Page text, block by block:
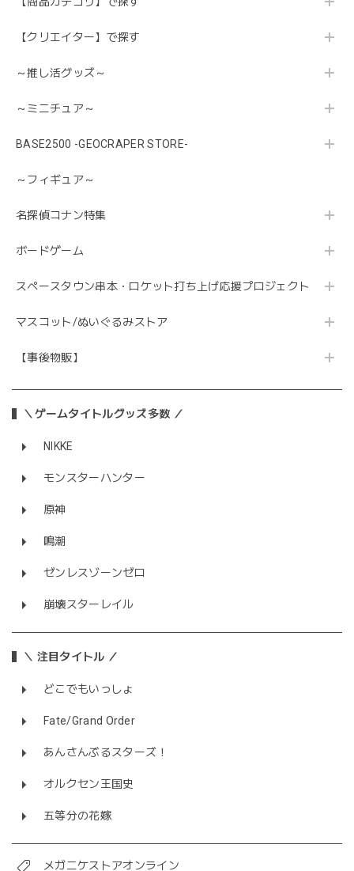
【クリエイター】で探す
～推し活グッズ～
～ミニチュア～
BASE2500 -GEOCRAPER STORE-
～フィギュア～
名探偵コナン特集
ボードゲーム
スペースタウン串本・ロケット打ち上げ応援プロジェクト
マスコット/ぬいぐるみストア
【事後物販】
＼ゲームタイトルグッズ多数 ／
NIKKE
モンスターハンター
原神
鳴潮
ゼンレスゾーンゼロ
崩壊スターレイル
＼ 注目タイトル ／
どこでもいっしょ
Fate/Grand Order
あんさんぶるスターズ！
オルクセン王国史
五等分の花嫁
メガニケストアオンライン